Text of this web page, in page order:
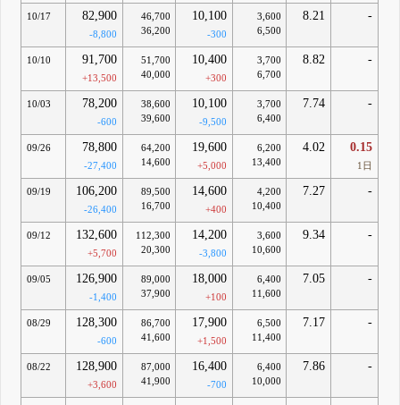
10/17 82,900
-8,800
46,700
36,200
10,100
-300
3,600
6,500
8.21 -
10/10 91,700
+13,500
51,700
40,000
10,400
+300
3,700
6,700
8.82 -
10/03 78,200
-600
38,600
39,600
10,100
-9,500
3,700
6,400
7.74 -
09/26 78,800
-27,400
64,200
14,600
19,600
+5,000
6,200
13,400
4.02 0.15
1日
09/19 106,200
-26,400
89,500
16,700
14,600
+400
4,200
10,400
7.27 -
09/12 132,600
+5,700
112,300
20,300
14,200
-3,800
3,600
10,600
9.34 -
09/05 126,900
-1,400
89,000
37,900
18,000
+100
6,400
11,600
7.05 -
08/29 128,300
-600
86,700
41,600
17,900
+1,500
6,500
11,400
7.17 -
08/22 128,900
+3,600
87,000
41,900
16,400
-700
6,400
10,000
7.86 -